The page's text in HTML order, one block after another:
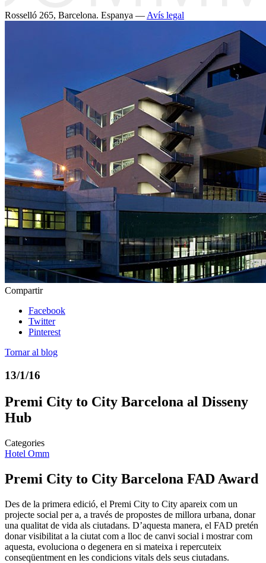
Rosselló 265, Barcelona. Espanya — Avís legal
Compartir
Facebook
Twitter
Pinterest
Tornar al blog
13/1/16
Premi City to City Barcelona al Disseny
Hub
Categories
Hotel Omm
Premi City to City Barcelona FAD Award
Des de la primera edició, el Premi City to City apareix com un
projecte social per a, a través de propostes de millora urbana, donar
una qualitat de vida als ciutadans. D’aquesta manera, el FAD pretén
donar visibilitat a la ciutat com a lloc de canvi social i mostrar com
aquesta, evoluciona o degenera en si mateixa i repercuteix
conseqüentment en les condicions vitals dels seus ciutadans.